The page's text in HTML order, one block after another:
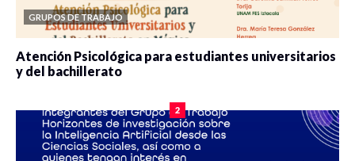
GRUPOS DE TRABAJO
Atención Psicológica para estudiantes universitarios
y del bachillerato
2